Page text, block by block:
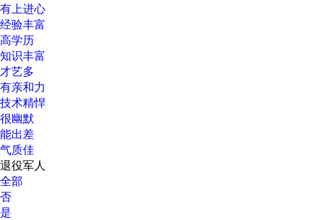
有上进心
经验丰富
高学历
知识丰富
才艺多
有亲和力
技术精悍
很幽默
能出差
气质佳
退役军人
全部
否
是